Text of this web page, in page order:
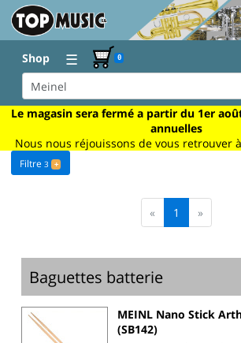
Shop ☰ 0
Le magasin sera fermé a partir du 1er
annuelles
Nous nous réjouissons de vous retrouver
Filtre3 +
« 1 »
Baguettes batterie
MEINL Nano Stick
(SB142)